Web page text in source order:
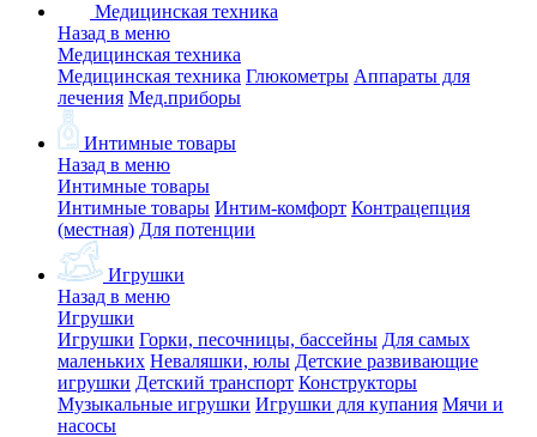
Медицинская техника
Назад в меню
Медицинская техника
Медицинская техника Глюкометры Аппараты для
лечения Мед.приборы
Интимные товары
Назад в меню
Интимные товары
Интимные товары Интим-комфорт Контрацепция
(местная) Для потенции
Игрушки
Назад в меню
Игрушки
Игрушки Горки, песочницы, бассейны Для самых
маленьких Неваляшки, юлы Детские развивающие
игрушки Детский транспорт Конструкторы
Музыкальные игрушки Игрушки для купания Мячи и
насосы